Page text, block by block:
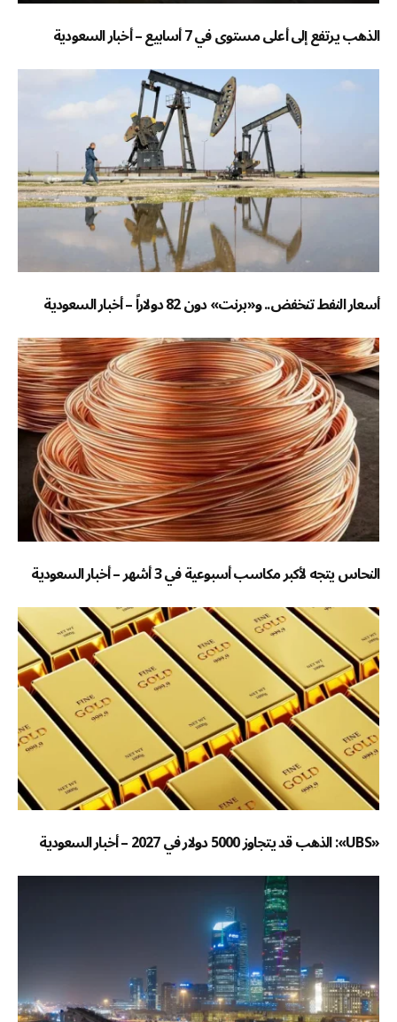
الذهب يرتفع إلى أعلى مستوى في 7 أسابيع – أخبار السعودية
أسعار النفط تنخفض.. و«برنت» دون 82 دولاراً – أخبار السعودية
النحاس يتجه لأكبر مكاسب أسبوعية في 3 أشهر – أخبار السعودية
«UBS»: الذهب قد يتجاوز 5000 دولار في 2027 – أخبار السعودية